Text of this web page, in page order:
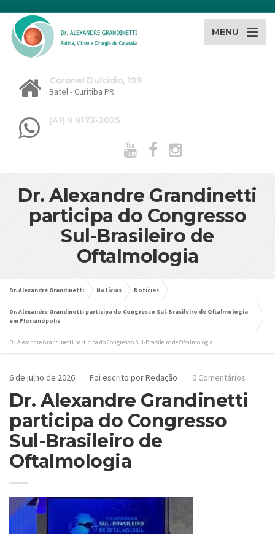
MENU
Coronel Dulcídio, 199
Batel - Curitiba PR
(41) 9 9173-2025
Dr. Alexandre Grandinetti
participa do Congresso
Sul-Brasileiro de
Oftalmologia
Dr. Alexandre Grandinetti Notícias Notícias
Dr. Alexandre Grandinetti participa do Congresso Sul-Brasileiro de Oftalmologia
em Florianópolis
Dr. Alexandre Grandinetti participa do Congresso Sul-Brasileiro de Oftalmologia
6 de julho de 2026 Foi escrito por Redação 0 Comentários
Dr. Alexandre Grandinetti
participa do Congresso
Sul-Brasileiro de
Oftalmologia